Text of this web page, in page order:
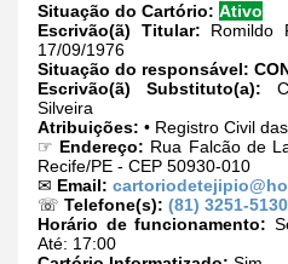
Situação do Cartório: Ativo
Escrivão(ã) Titular: Romildo
17/09/1976
Situação do responsável:
Escrivão(ã) Substituto(a):
Silveira
Atribuições: • Registro Civil
☞ Endereço: Rua Falcão de
Recife/PE - CEP 50930-010
✉ Email:
☏ Telefone(s): (81) 3251-5130
Horário de funcionamento:
Até: 17:00